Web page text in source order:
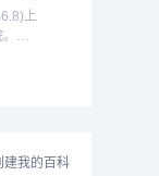
中国
塑...
上
全国
建我的百科